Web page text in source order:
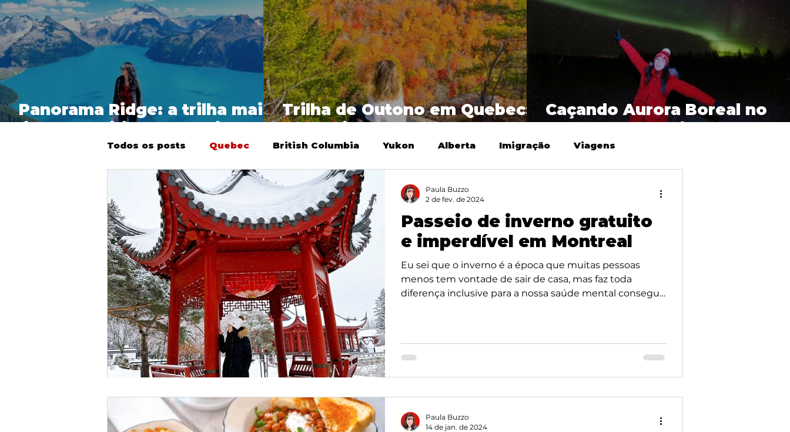
Panorama Ridge: a trilha mais
linda de British Columbia
Trilha de Outono em Quebec:
Mont Nixon
Caçando Aurora Boreal no
norte do Canadá (Yukon)
Todos os posts Quebec British Columbia Yukon Alberta Imigração Viagens
Passeio de inverno gratuito
e imperdível em Montreal
Eu sei que o inverno é a época que muitas pessoas
menos tem vontade de sair de casa, mas faz toda
diferença inclusive para a nossa saúde mental conseguir
Montreal Botanical Garden . Durante o inverno o acesso
ao Montreal Botanical Garden é gratuito e fica abert
Paula Buzzo
2 de fev. de 2024
Paula Buzzo
14 de jan. de 2024